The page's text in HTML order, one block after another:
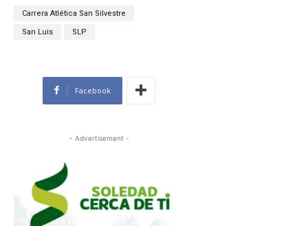
Carrera Atlética San Silvestre
San Luis SLP
Facebook
- Advertisement -